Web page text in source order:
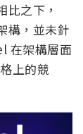
之下，
構，並未針
在架構層面
上的競